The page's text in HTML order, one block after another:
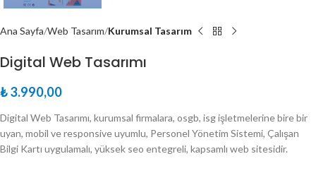
Ana Sayfa Web Tasarım Kurumsal Tasarım
Digital Web Tasarımı
₺3.990,00
Digital Web Tasarımı, kurumsal firmalara, osgb, isg işletmelerine bire bir
uyan, mobil ve responsive uyumlu, Personel Yönetim Sistemi, Çalışan
Bilgi Kartı uygulamalı, yüksek seo entegreli, kapsamlı web sitesidir.